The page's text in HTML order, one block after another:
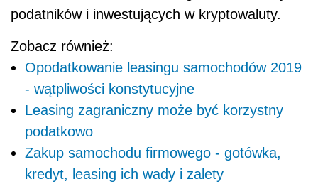
podatników i inwestujących w kryptowaluty.
Zobacz również:
Opodatkowanie leasingu samochodów 2019
- wątpliwości konstytucyjne
Leasing zagraniczny może być korzystny
podatkowo
Zakup samochodu firmowego - gotówka,
kredyt, leasing ich wady i zalety